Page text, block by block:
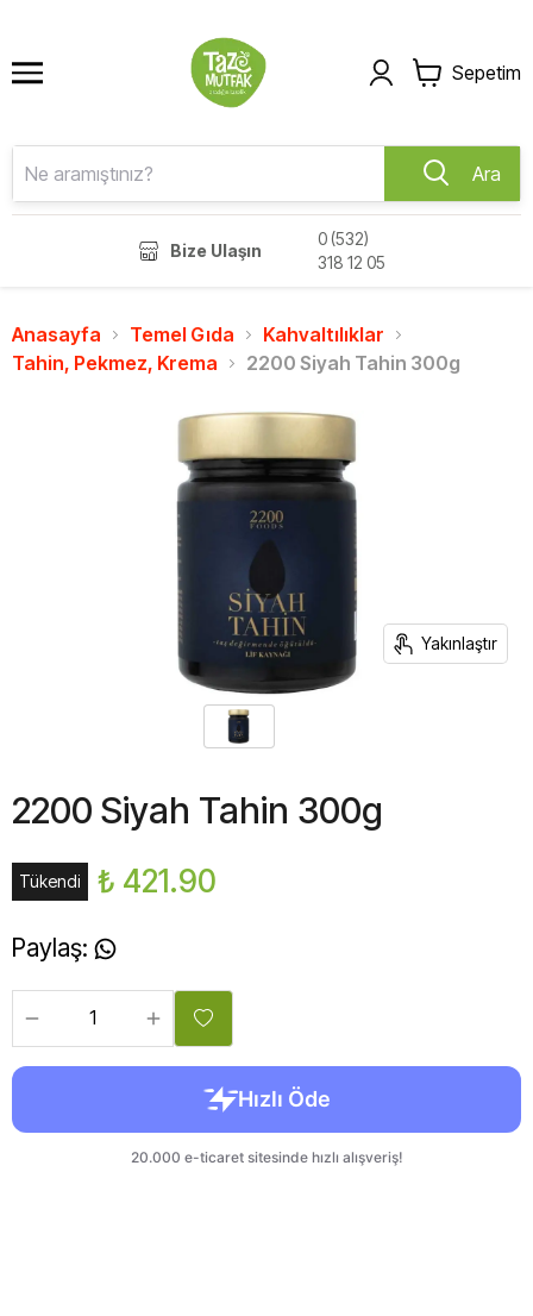
Sepetim
Ara
Bize Ulaşın
0 (532)
318 12 05
Anasayfa Temel Gıda
Kahvaltılıklar
Tahin, Pekmez, Krema
2200 Siyah Tahin 300g
Yakınlaştır
2200 Siyah Tahin 300g
Tükendi ₺ 421.90
Paylaş: